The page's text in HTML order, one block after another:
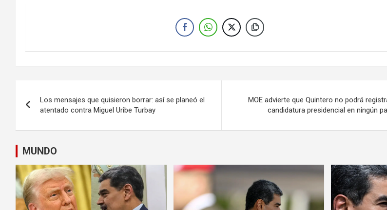
de
entradas
Los mensajes que quisieron borrar: así se planeó el
atentado contra Miguel Uribe Turbay
MOE advierte que Quintero no podrá
candidatura presidencial en ningún
MUNDO